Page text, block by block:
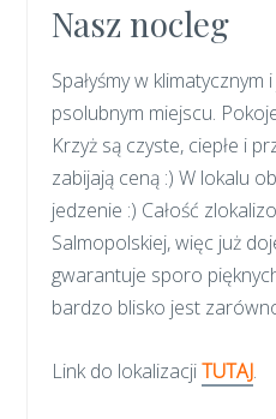
Nasz nocleg
Spałyśmy w klimatycznym
psolubnym miejscu.
Krzyż są czyste, ciepłe i
zabijają ceną :) W lokalu
jedzenie :) Całość
Salmopolskiej, więc już
gwarantuje sporo
bardzo blisko jest
Link do lokalizacjiTUTAJ.